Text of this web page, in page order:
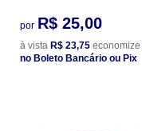
por R$ 25,00
à vista R$ 23,75 economize
no Boleto Bancário ou Pix